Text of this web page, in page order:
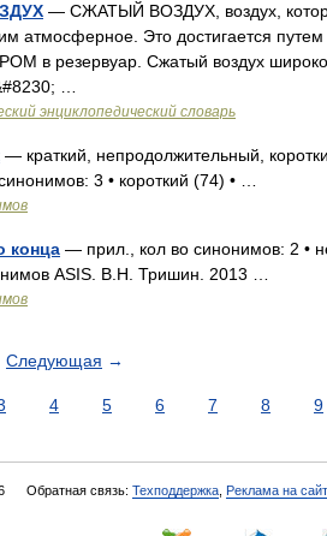
— СЖАТЫЙ ВОЗДУХ, воздух,
атмосферное. Это достигается
в резервуар. Сжатый воздух широко
…
энциклопедический словарь
— краткий, непродолжительный,
3 • короткий (74) • …
конца — прил., кол во синонимов: 2 •
ASIS. В.Н. Тришин. 2013 …
Следующая →
4 5 6 7 8 9
Обратная связь: Техподдержка Реклама на